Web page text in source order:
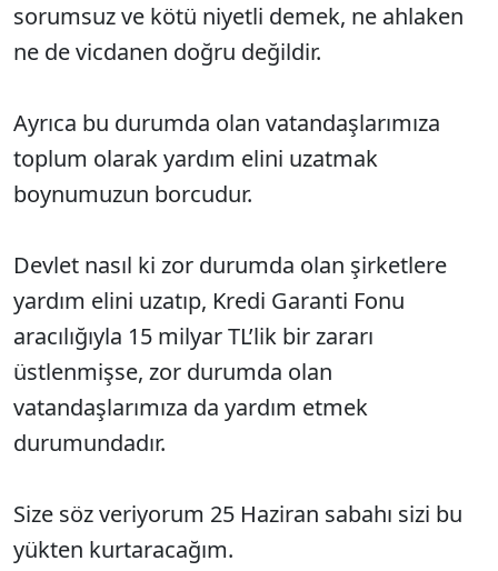
sorumsuz ve kötü niyetli demek, ne ahlaken
ne de vicdanen doğru değildir.
Ayrıca bu durumda olan vatandaşlarımıza
toplum olarak yardım elini uzatmak
boynumuzun borcudur.
Devlet nasıl ki zor durumda olan şirketlere
yardım elini uzatıp, Kredi Garanti Fonu
aracılığıyla 15 milyar TL’lik bir zararı
üstlenmişse, zor durumda olan
vatandaşlarımıza da yardım etmek
durumundadır.
Size söz veriyorum 25 Haziran sabahı sizi bu
yükten kurtaracağım.